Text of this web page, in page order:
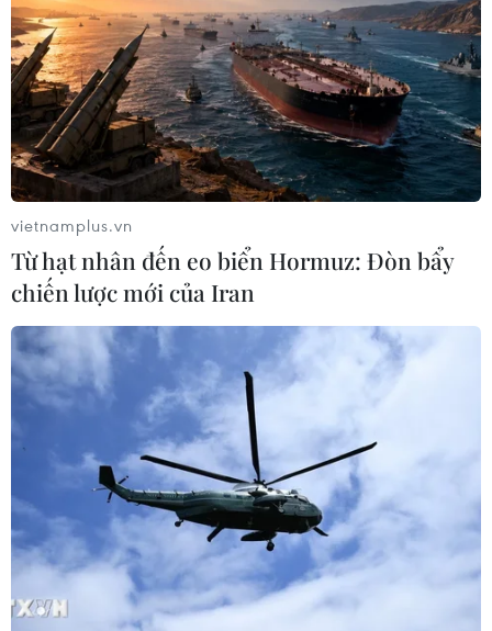
Đối với các khu dân cư đã phát triển thiếu quy
hoạch trước đây, các địa phương cần có quy
hoạch lại và tái định cư, đưa dân ra khỏi vùng
có nguy cơ lũ quét, sạt lở đất cao.
Từ 10 giờ đến 13 giờ, khu vực tỉnh Phú Thọ đã
có mưa vừa, mưa to như Yên Trị 79,4mm, Yên
Thủy 50,4mm, Đoàn Kết 38,4mm./.
Bão số 8 di chuyển theo
hướng Tây Bắc, sức gió
gần tâm bão giật cấp 11
Đến 7 giờ ngày 20/9, bão trên
đất liền phía Nam tỉnh Quảng
Đông (Trung Quốc); di chuyển
theo hướng Tây, tốc độ 10-15
km/h, đi vào đất liền và suy yếu
thành áp thấp nhiệt đới, sau đó là
vùng áp thấp.
vietnamplus.vn
Từ hạt nhân đến eo biển Hormuz: Đòn bẩy
chiến lược mới của Iran